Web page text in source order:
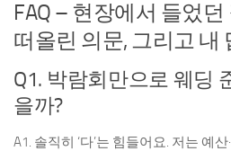
FAQ – 현장에서 들었
떠올린 의문, 그리고 내
Q1. 박람회만으로 웨딩
을까?
A1. 솔직히 ‘다’는 힘들어요. 저는 예